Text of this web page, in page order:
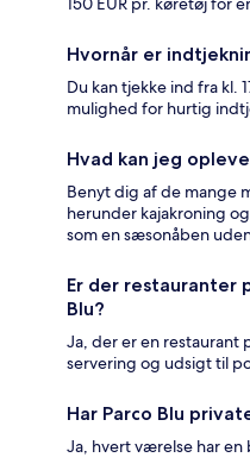
Hvornår er
Du kan tjekke ind fra kl.
mulighed for hurtig
Hvad kan jeg
Benyt dig af de mange
herunder kajakroning
som en sæsonåben
Er der restauranter
Blu?
Ja, der er en restaurant
servering og udsigt til
Har Parco Blu
Ja, hvert værelse har en